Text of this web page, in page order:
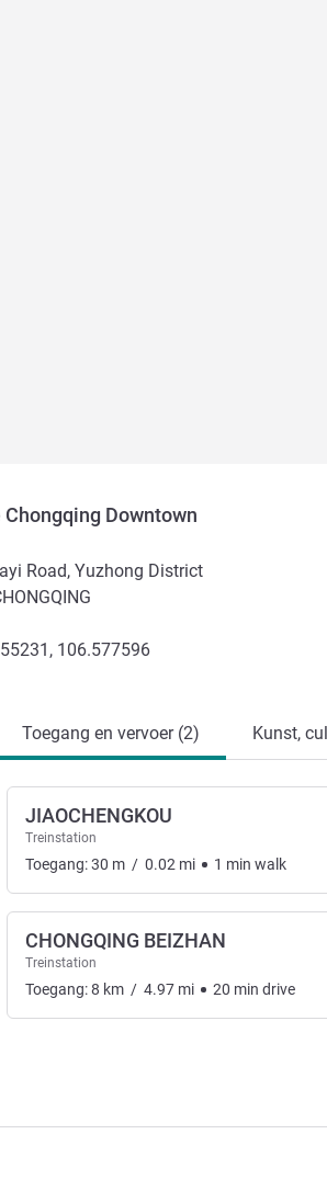
Chongqing Downtown
Road, Yuzhong District
106.577596
Toegang en vervoer (2) Kunst,
JIAOCHENGKOU
Treinstation
Toegang:30 m / 0.02 mi 1 min walk
CHONGQING BEIZHAN
Treinstation
Toegang:8 km / 4.97 mi 20 min drive